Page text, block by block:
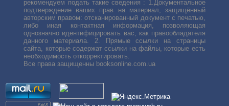
рекомендуем подать такие сведения : 1.Документальное
подтверждение ваших прав на материал, защищённый
авторским правом: отсканированный документ с печатью,
либо иная контактная информация, позволяющая
однозначно идентифицировать вас, как правообладателя
данного материала. 2. Прямые ссылки на страницы
сайта, которые содержат ссылки на файлы, которые есть
необходимость откорректировать.
Все права защищенны booksonline.com.ua